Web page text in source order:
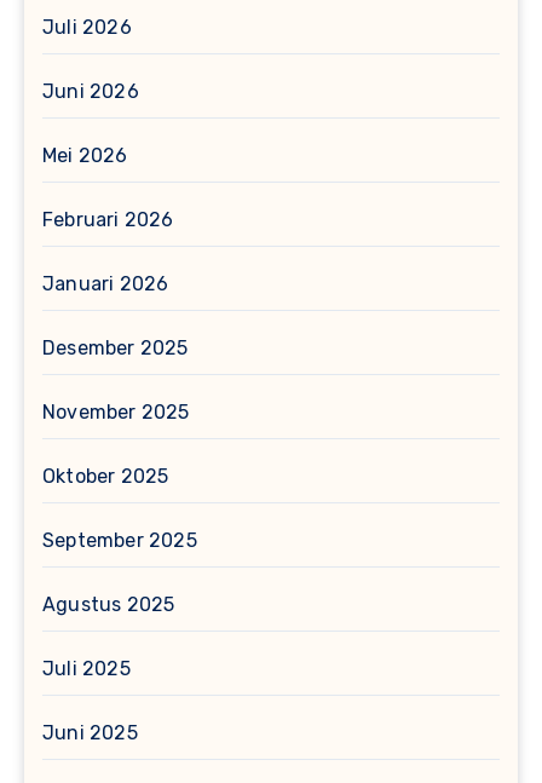
Juli 2026
Juni 2026
Mei 2026
Februari 2026
Januari 2026
Desember 2025
November 2025
Oktober 2025
September 2025
Agustus 2025
Juli 2025
Juni 2025